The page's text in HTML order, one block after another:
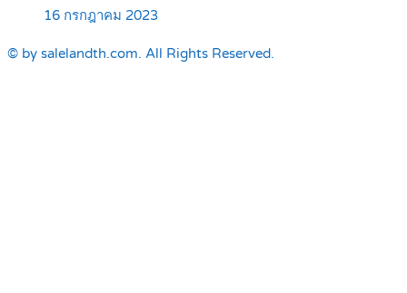
16 กรกฎาคม 2023
© by salelandth.com. All Rights Reserved.